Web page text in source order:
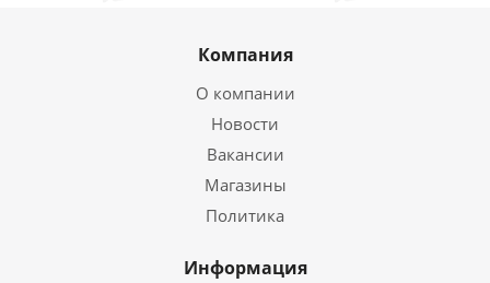
Компания
О компании
Новости
Вакансии
Магазины
Политика
Информация